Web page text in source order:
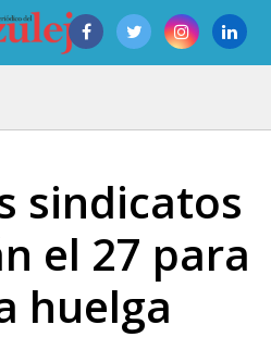
sindicatos
el 27 para
huelga